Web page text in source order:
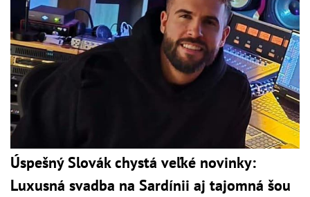
Úspešný Slovák chystá veľké novinky:
Luxusná svadba na Sardínii aj tajomná šou